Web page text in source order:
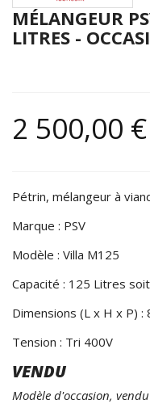
MÉLANGEUR
LITRES -
2 500,00 €
Pétrin, mélangeur à
Marque : PSV
Modèle : Villa M125
Capacité : 125 Litres
Dimensions (L x H x P)
Tension : Tri 400V
VENDU
Modèle d'occasion,